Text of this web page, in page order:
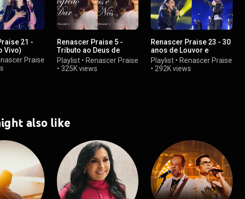
21 -
Vivo)
Praise
Renascer Praise 5 -
Tributo ao Deus de
Amor (Ao Vivo)
Playlist • Renascer Praise
•325K views
Renascer Praise 23 - 30
anos de Louvor e
Adoração
Playlist • Renascer Praise
•292K views
also like